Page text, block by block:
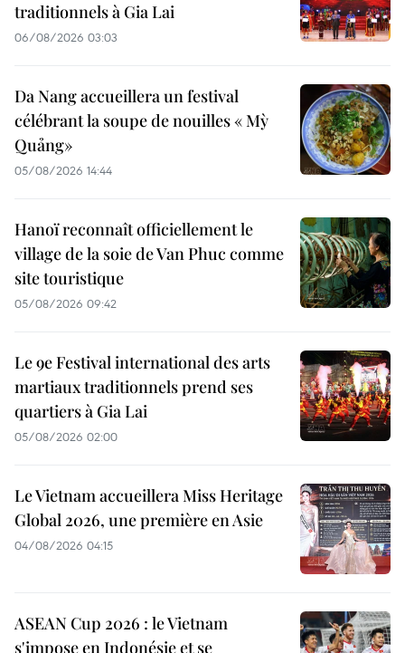
traditionnels à Gia Lai
06/08/2026 03:03
Da Nang accueillera un festival
célébrant la soupe de nouilles « Mỳ
Quảng»
05/08/2026 14:44
Hanoï reconnaît officiellement le
village de la soie de Van Phuc comme
site touristique
05/08/2026 09:42
Le 9e Festival international des arts
martiaux traditionnels prend ses
quartiers à Gia Lai
05/08/2026 02:00
Le Vietnam accueillera Miss Heritage
Global 2026, une première en Asie
04/08/2026 04:15
ASEAN Cup 2026 : le Vietnam
s'impose en Indonésie et se